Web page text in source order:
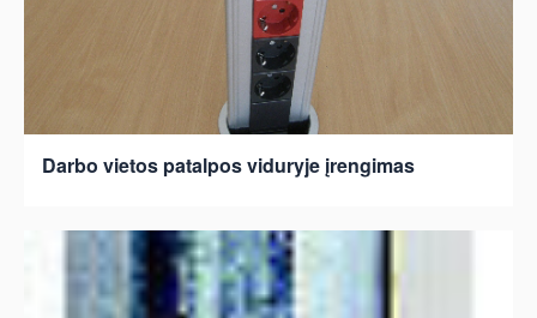
Darbo vietos patalpos viduryje įrengimas